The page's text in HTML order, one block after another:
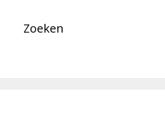
Zoeken